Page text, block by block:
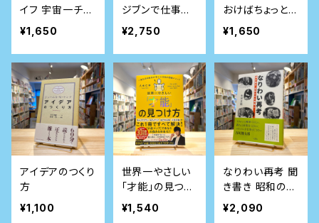
イフ 宇宙一チャ
ラい仕事論
¥1,650
ジブンで仕事を
つくる ジモトで
仕事をつくる ジ
マンの仕事をつ
¥2,750
おけばちょっと安
心！ ビジネス
マン超入門365
¥1,650
アイデアのつくり
方
¥1,100
世界一やさしい
「才能」の見つけ
方 一生ものの自
信が手に入る自
¥1,540
なりわい再考 聞
き書き 昭和の手
仕事職人
¥2,090